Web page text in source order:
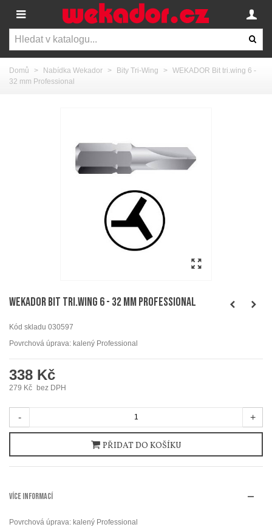
Domů > Nabídka Wekador > Bity Tri-Wing > WEKADOR Bit tri.wing 6 -
32 mm Professional
WEKADOR Bit tri.wing 6 - 32 mm Professional
Kód skladu 030597
Povrchová úprava: kalený Professional
338 Kč
279 Kč bez DPH
- +
PŘIDAT DO KOŠÍKU
VÍCE INFORMACÍ
Povrchová úprava: kalený Professional